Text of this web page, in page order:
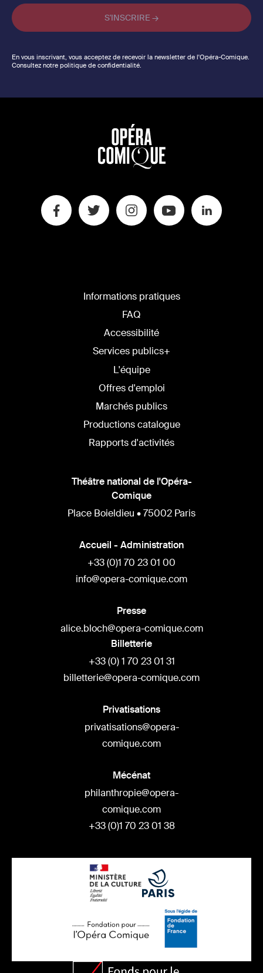
En vous inscrivant, vous acceptez de recevoir la newsletter de l'Opéra-Comique.
Consultez notre politique de confidentialité.
Informations pratiques
FAQ
Accessibilité
Services publics+
L'équipe
Offres d'emploi
Marchés publics
Productions catalogue
Rapports d'activités
Théâtre national de l'Opéra-
Comique
Place Boieldieu • 75002 Paris
Accueil - Administration
+33 (0)1 70 23 01 00
info@opera-comique.com
Presse
alice.bloch@opera-comique.com
Billetterie
+33 (0) 1 70 23 01 31
billetterie@opera-comique.com
Privatisations
privatisations@opera-
comique.com
Mécénat
philanthropie@opera-
comique.com
+33 (0)1 70 23 01 38